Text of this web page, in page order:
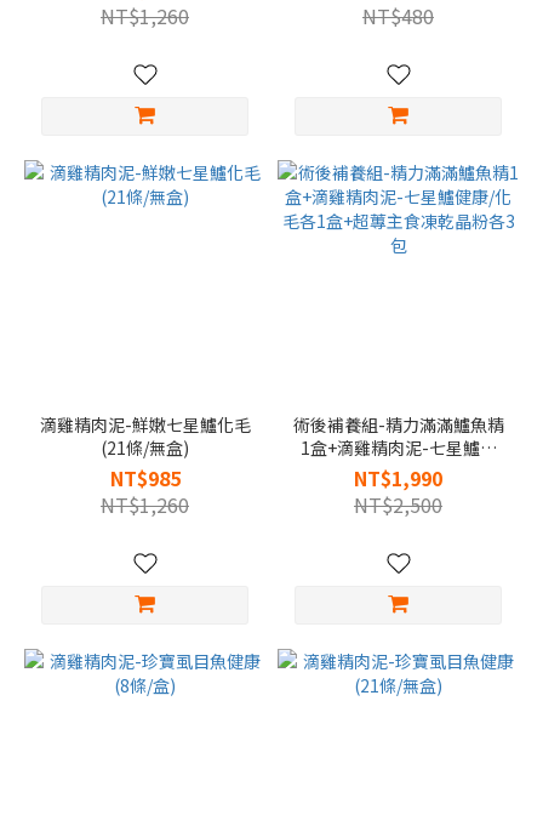
NT$1,260
NT$480
滴雞精肉泥-鮮嫩七星鱸化毛
(21條/無盒)
NT$985
NT$1,260
術後補養組-精力滿滿鱸魚精
1盒+滴雞精肉泥-七星鱸健
康/化毛各1盒+超蓴主食凍乾
晶粉各3包
NT$1,990
NT$2,500